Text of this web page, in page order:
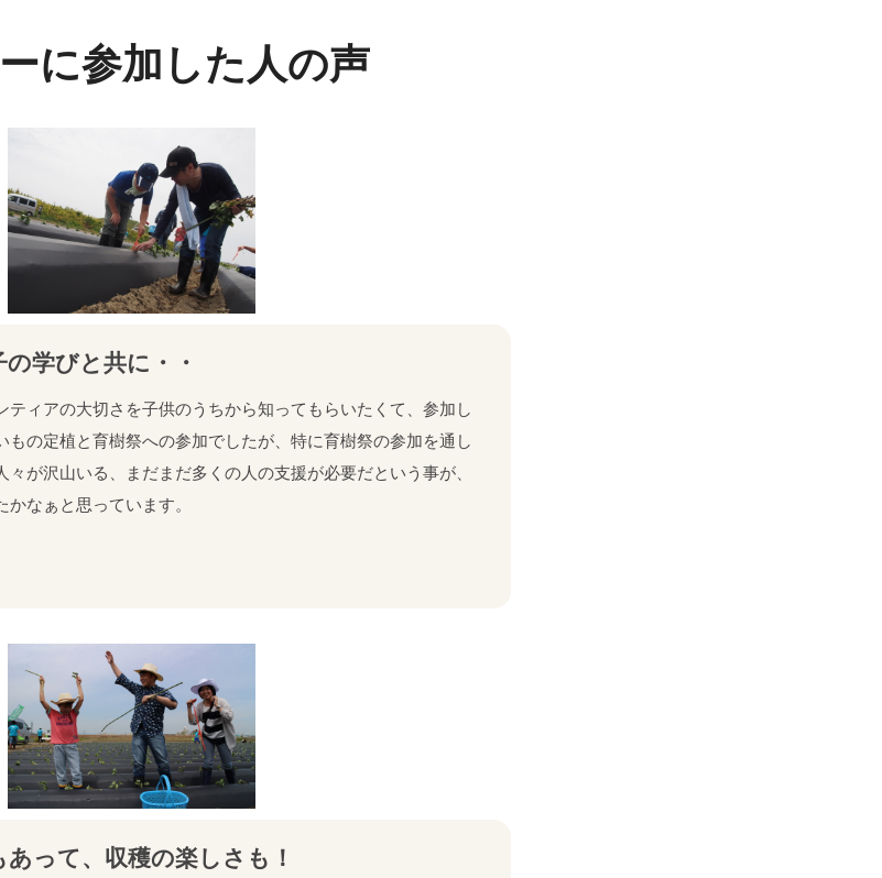
に参加した人の声
学びと共に・・
ティアの大切さを子供のうちから知ってもらいたくて、参加し
もの定植と育樹祭への参加でしたが、特に育樹祭の参加を通し
が沢山いる、まだまだ多くの人の支援が必要だという事が、
なぁと思っています。
って、収穫の楽しさも！